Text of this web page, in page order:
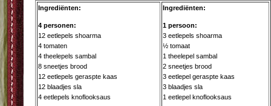
Ingrediënten:
4 personen:
12 eetlepels shoarma
4 tomaten
4 theelepels sambal
8 sneetjes brood
12 eetlepels geraspte kaas
12 blaadjes sla
4 eetlepels knoflooksaus
Ingrediënten:
1 persoon:
3 eetlepels shoarma
½ tomaat
1 theelepel sambal
2 sneetjes brood
3 eetlepel geraspte kaas
3 blaadjes sla
1 eetlepel knoflooksaus